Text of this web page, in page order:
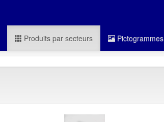
Produits par secteurs Pictogrammes